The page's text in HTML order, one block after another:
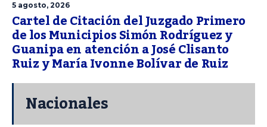
5 agosto, 2026
Cartel de Citación del Juzgado Primero
de los Municipios Simón Rodríguez y
Guanipa en atención a José Clisanto
Ruiz y María Ivonne Bolívar de Ruiz
Nacionales